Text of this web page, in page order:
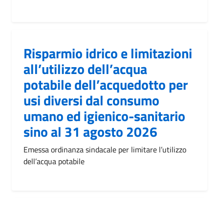
Risparmio idrico e limitazioni
all’utilizzo dell’acqua
potabile dell’acquedotto per
usi diversi dal consumo
umano ed igienico-sanitario
sino al 31 agosto 2026
Emessa ordinanza sindacale per limitare l’utilizzo
dell’acqua potabile